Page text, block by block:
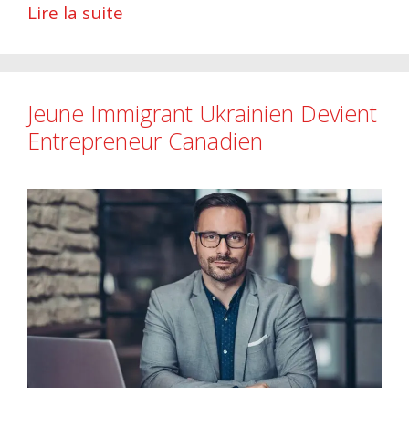
Lire la suite
Jeune Immigrant Ukrainien Devient
Entrepreneur Canadien